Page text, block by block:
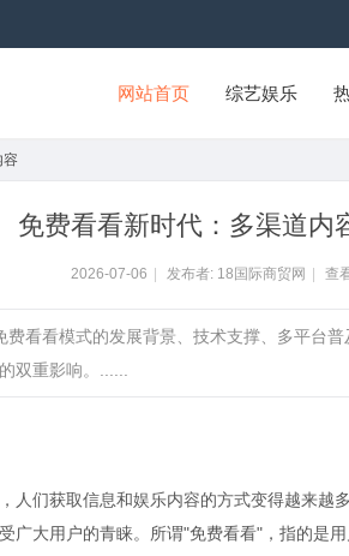
网站首页 综艺娱乐
容
免费看看新时代：多渠道内
2026-07-06 发布者: 18国际商贸网 查
费看看模式的发展背景、技术支撑、多平台
双重影响。......
人们获取信息和娱乐内容的方式变得越来
广大用户的青睐。所谓"免费看看"，指的是